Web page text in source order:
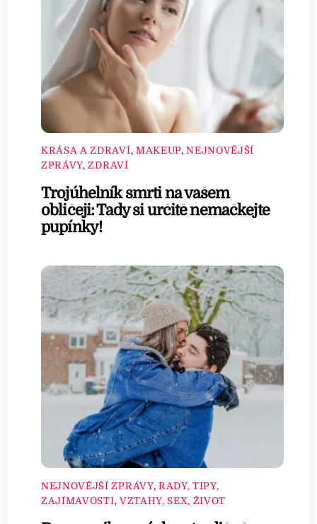
KRÁSA A ZDRAVÍ, MAKEUP,NEJNOVĚJŠÍ
ZPRÁVY,ZDRAVÍ
Trojúhelník smrti na vašem
obličeji: Tady si určitě nemačkejte
pupínky!
NEJNOVĚJŠÍ ZPRÁVY, RADY, TIPY,
ZAJÍMAVOSTI, VZTAHY, SEX, ŽIVOT